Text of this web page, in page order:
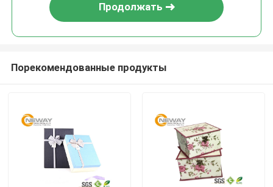
Продолжать
Порекомендованные продукты